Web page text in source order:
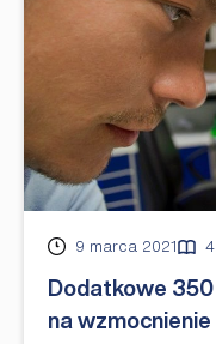
Dodatkowe
na
Opublikowano
9 marca 2021